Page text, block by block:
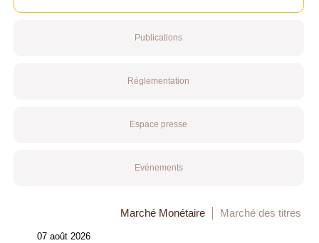
Publications
Réglementation
Espace presse
Evénements
Marché Monétaire Marché des titres
07 août 2026